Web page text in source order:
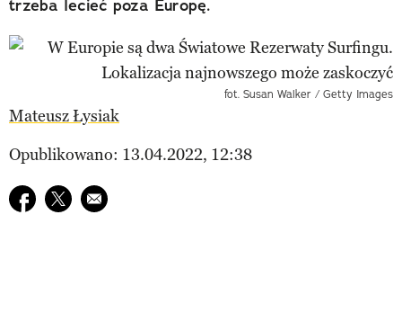
trzeba lecieć poza Europę.
fot. Susan Walker / Getty Images
Mateusz Łysiak
Opublikowano: 13.04.2022, 12:38
Udostępnij na facebook
Udostępnij na twitter
E-mail do przyjaciela